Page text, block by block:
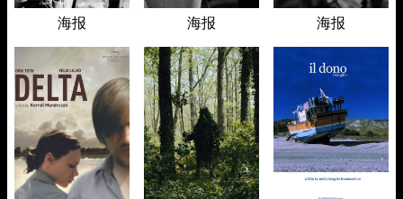
海报 海报 海报